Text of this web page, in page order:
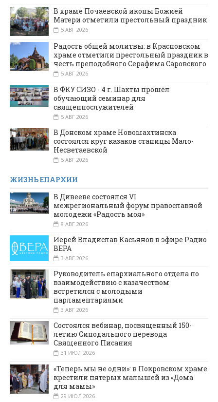
В храме Почаевской иконы Божией
Матери отметили престольный праздник
5 АВГ 2026
Радость общей молитвы: в Красновском
храме отметили престольный праздник в
честь преподобного Серафима Саровского
5 АВГ 2026
В ФКУ СИЗО - 4 г. Шахты прошёл
обучающий семинар для
священнослужителей
5 АВГ 2026
В Донском храме Новошахтинска
состоялся круг казаков станицы Мало-
Несветаевской
5 АВГ 2026
ЖИЗНЬ ЕПАРХИИ
В Дивееве состоялся VI
межрегиональный форум православной
молодежи «Радость моя»
8 АВГ 2026
Иерей Владислав Касьянов в эфире Радио
ВЕРА
3 АВГ 2026
Руководитель епархиального отдела по
взаимодействию с казачеством
встретился с молодыми
парламентариями
3 АВГ 2026
Состоялся вебинар, посвященный 150-
летию Синодального перевода
Священного Писания
31 ИЮЛ 2026
«Теперь мы не одни»: в Покровском храме
крестили пятерых малышей из «Дома
для мамы»
29 ИЮЛ 2026